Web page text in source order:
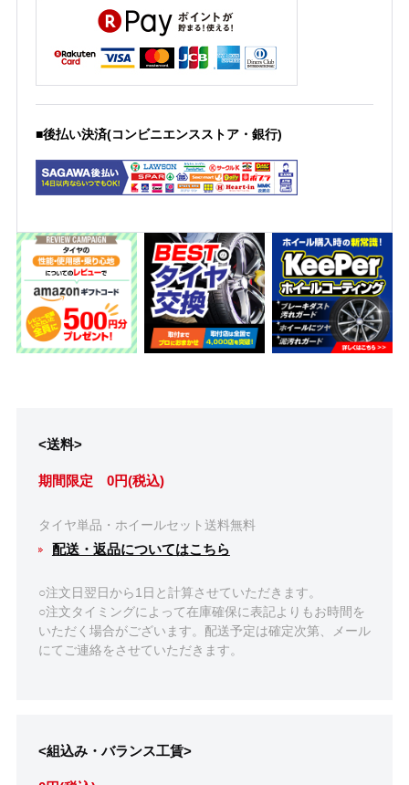
■後払い決済(コンビニエンスストア・銀行)
<送料>
期間限定 0円(税込)
タイヤ単品・ホイールセット送料無料
配送・返品についてはこちら
○注文日翌日から1日と計算させていただきます。
○注文タイミングによって在庫確保に表記よりもお時間を
いただく場合がございます。配送予定は確定次第、メール
にてご連絡をさせていただきます。
<組込み・バランス工賃>